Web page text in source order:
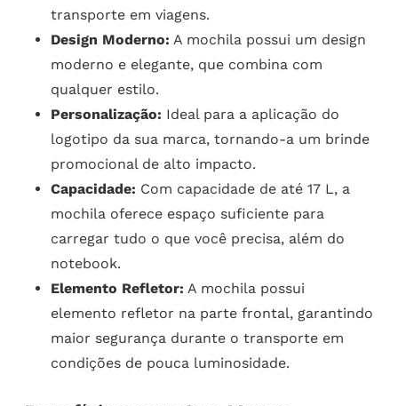
transporte em viagens.
Design Moderno: A mochila possui um design
moderno e elegante, que combina com
qualquer estilo.
Personalização: Ideal para a aplicação do
logotipo da sua marca, tornando-a um brinde
promocional de alto impacto.
Capacidade: Com capacidade de até 17 L, a
mochila oferece espaço suficiente para
carregar tudo o que você precisa, além do
notebook.
Elemento Refletor: A mochila possui
elemento refletor na parte frontal, garantindo
maior segurança durante o transporte em
condições de pouca luminosidade.